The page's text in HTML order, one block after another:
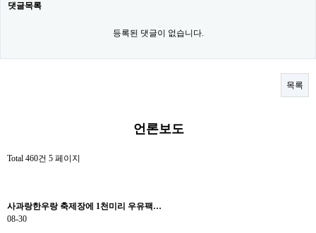
댓글목록
등록된 댓글이 없습니다.
목록
언론보도
Total 460건 5 페이지
사과랑한우랑 축제장에 1천미리 우유팩…
08-30